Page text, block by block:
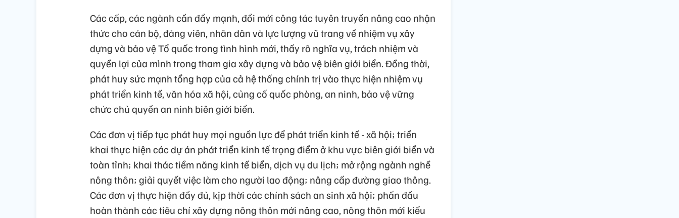
Các cấp, các ngành cần đẩy mạnh, đổi mới công tác tuyên truyền nâng cao nhận
thức cho cán bộ, đảng viên, nhân dân và lực lượng vũ trang về nhiệm vụ xây
dựng và bảo vệ Tổ quốc trong tình hình mới, thấy rõ nghĩa vụ, trách nhiệm và
quyền lợi của mình trong tham gia xây dựng và bảo vệ biên giới biển. Đồng thời,
phát huy sức mạnh tổng hợp của cả hệ thống chính trị vào thực hiện nhiệm vụ
phát triển kinh tế, văn hóa xã hội, củng cố quốc phòng, an ninh, bảo vệ vững
chức chủ quyền an ninh biên giới biển.
Các đơn vị tiếp tục phát huy mọi nguồn lực để phát triển kinh tế - xã hội; triển
khai thực hiện các dự án phát triển kinh tế trọng điểm ở khu vực biên giới biển và
toàn tỉnh; khai thác tiềm năng kinh tế biển, dịch vụ du lịch; mở rộng ngành nghề
nông thôn; giải quyết việc làm cho người lao động; nâng cấp đường giao thông.
Các đơn vị thực hiện đầy đủ, kịp thời các chính sách an sinh xã hội; phấn đấu
hoàn thành các tiêu chí xây dựng nông thôn mới nâng cao, nông thôn mới kiểu